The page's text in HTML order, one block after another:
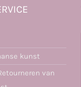
kunst
van